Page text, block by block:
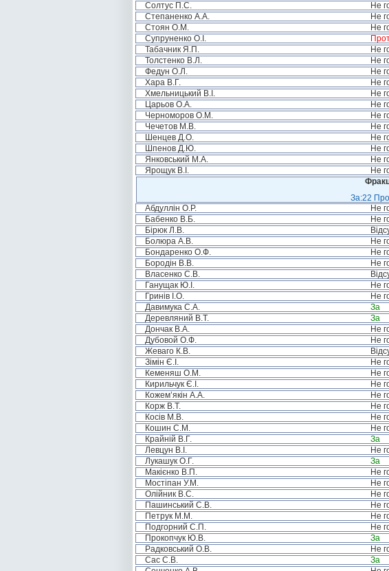
Солтус П.С.
Не
Степаненко А.А.
Не
Стоян О.М.
Не
Супруненко О.І.
Табачник Я.П.
Не
Толстенко В.Л.
Не
Федун О.Л.
Не
Хара В.Г.
Не
Хмельницький В.І.
Не
Царьов О.А.
Не
Черноморов О.М.
Не
Чечетов М.В.
Не
Шенцев Д.О.
Не
Шпенов Д.Ю.
Не
Янковський М.А.
Не
Ярощук В.І.
Не
За:22
Абдуллін О.Р.
Не
Бабенко В.Б.
Не
Бірюк Л.В.
Болюра А.В.
Не
Бондаренко О.Ф.
Не
Бородін В.В.
Не
Власенко С.В.
Ганущак Ю.І.
Не
Гринів І.О.
Не
Давимука С.А.
За
Деревляний В.Т.
За
Дончак В.А.
Не
Дубовой О.Ф.
Не
Жеваго К.В.
Зімін Є.І.
Не
Кеменяш О.М.
Не
Кирильчук Є.І.
Не
Кожем’якін А.А.
Не
Корж В.Т.
Не
Косів М.В.
Не
Кошин С.М.
Не
Крайній В.Г.
За
Левцун В.І.
Не
Лукашук О.Г.
За
Макієнко В.П.
Не
Мостіпан У.М.
Не
Олійник В.С.
Не
Пашинський С.В.
Не
Петрук М.М.
Не
Подгорний С.П.
Не
Прокопчук Ю.В.
За
Радковський О.В.
Не
Сас С.В.
За